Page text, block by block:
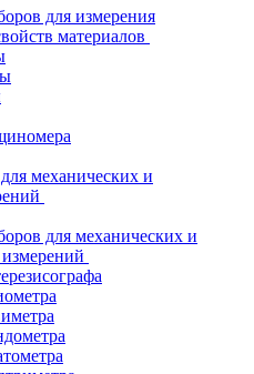
для измерения
материалов
механических и
для механических и